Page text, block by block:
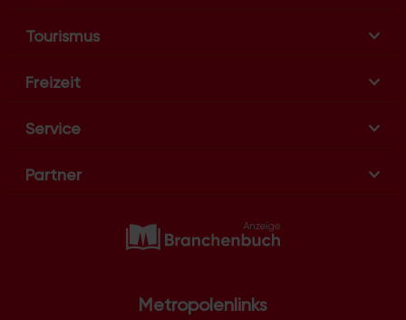
Tourismus
Freizeit
Service
Partner
Metropolenlinks